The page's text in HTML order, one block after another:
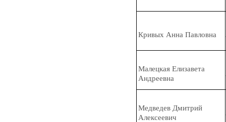
Кривых Анна Павловна
Малецкая Елизавета
Андреевна
Медведев Дмитрий
Алексеевич